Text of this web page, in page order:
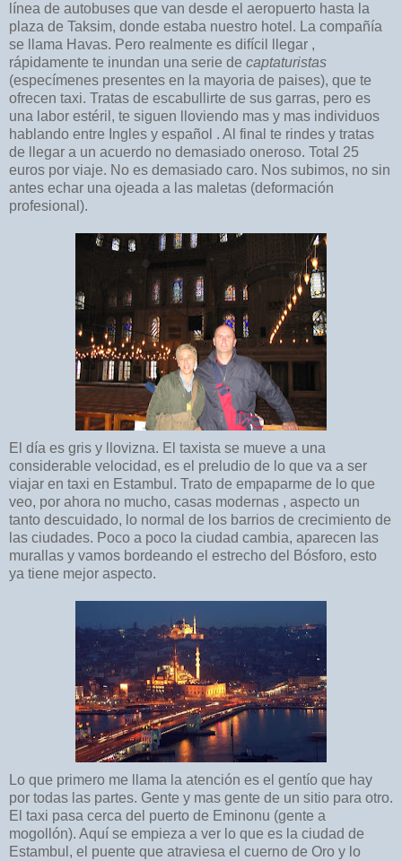
línea de autobuses que van desde el aeropuerto hasta la
plaza de Taksim, donde estaba nuestro hotel. La compañía
se llama Havas. Pero realmente es difícil llegar ,
rápidamente te inundan una serie de captaturistas
(especímenes presentes en la mayoria de paises), que te
ofrecen taxi. Tratas de escabullirte de sus garras, pero es
una labor estéril, te siguen lloviendo mas y mas individuos
hablando entre Ingles y español . Al final te rindes y tratas
de llegar a un acuerdo no demasiado oneroso. Total 25
euros por viaje. No es demasiado caro. Nos subimos, no sin
antes echar una ojeada a las maletas (deformación
profesional).
El día es gris y llovizna. El taxista se mueve a una
considerable velocidad, es el preludio de lo que va a ser
viajar en taxi en Estambul. Trato de empaparme de lo que
veo, por ahora no mucho, casas modernas , aspecto un
tanto descuidado, lo normal de los barrios de crecimiento de
las ciudades. Poco a poco la ciudad cambia, aparecen las
murallas y vamos bordeando el estrecho del Bósforo, esto
ya tiene mejor aspecto.
Lo que primero me llama la atención es el gentío que hay
por todas las partes. Gente y mas gente de un sitio para otro.
El taxi pasa cerca del puerto de Eminonu (gente a
mogollón). Aquí se empieza a ver lo que es la ciudad de
Estambul, el puente que atraviesa el cuerno de Oro y lo